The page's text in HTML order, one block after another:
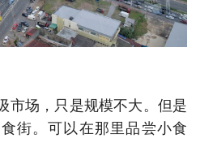
市场，只是规模不大。但是
街。可以在那里品尝小食